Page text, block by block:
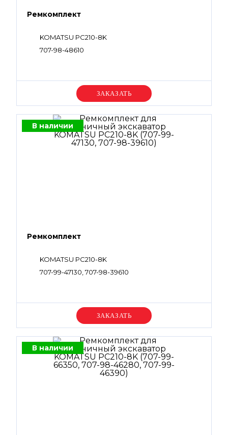
Ремкомплект
KOMATSU PC210-8K
707-98-48610
Уточняйте цену
В наличии
Ремкомплект
KOMATSU PC210-8K
707-99-47130, 707-98-39610
Уточняйте цену
В наличии